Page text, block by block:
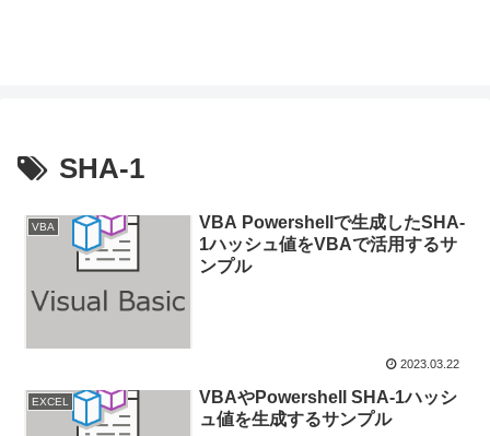
SHA-1
VBA
VBA Powershellで生成したSHA-
1ハッシュ値をVBAで活用するサ
ンプル
2023.03.22
EXCEL
VBAやPowershell SHA-1ハッシ
ュ値を生成するサンプル